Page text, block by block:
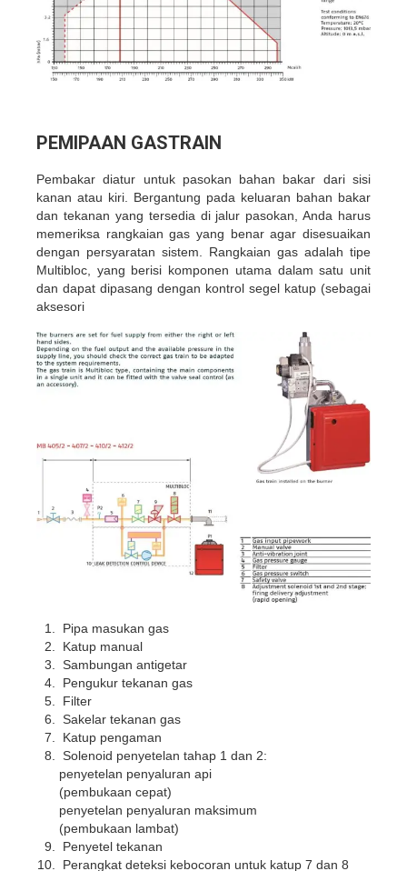
PEMIPAAN GASTRAIN
Pembakar diatur untuk pasokan bahan bakar dari sisi
kanan atau kiri. Bergantung pada keluaran bahan bakar
dan tekanan yang tersedia di jalur pasokan, Anda harus
memeriksa rangkaian gas yang benar agar disesuaikan
dengan persyaratan sistem. Rangkaian gas adalah tipe
Multibloc, yang berisi komponen utama dalam satu unit
dan dapat dipasang dengan kontrol segel katup (sebagai
aksesori
Pipa masukan gas
Katup manual
Sambungan antigetar
Pengukur tekanan gas
Filter
Sakelar tekanan gas
Katup pengaman
Solenoid penyetelan tahap 1 dan 2:
penyetelan penyaluran api
(pembukaan cepat)
penyetelan penyaluran maksimum
(pembukaan lambat)
Penyetel tekanan
Perangkat deteksi kebocoran untuk katup 7 dan 8